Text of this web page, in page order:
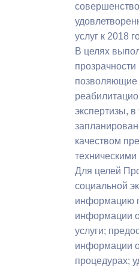
услуг к 2018
В целях
позволяющие
экспертизы,
качеством
Для целей
социальной
информацию
информации о
услуги;
информации о
процедурах;